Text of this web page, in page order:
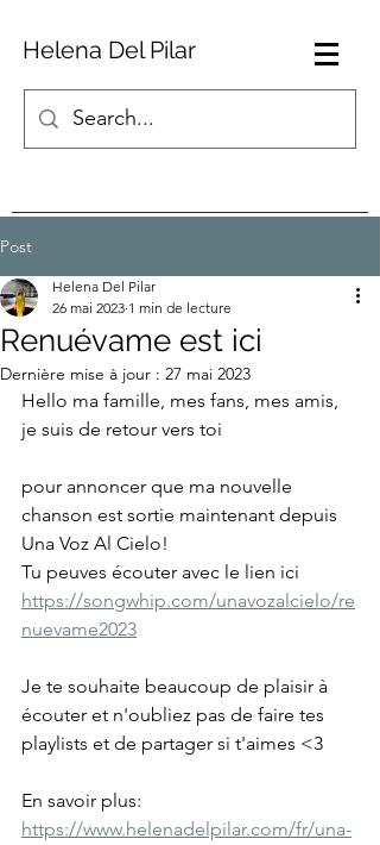
Helena Del Pilar
Post
Renuévame est ici
Helena Del Pilar
26 mai 2023 1 min de lecture
Dernière mise à jour : 27 mai 2023
Hello ma famille, mes fans, mes amis,
je suis de retour vers toi
pour annoncer que ma nouvelle
chanson est sortie maintenant depuis
Una Voz Al Cielo!
Tu peuves écouter avec le lien ici
https://songwhip.com/unavozalcielo/re
nuevame2023
Je te souhaite beaucoup de plaisir à
écouter et n'oubliez pas de faire tes
playlists et de partager si t'aimes <3
En savoir plus:
https://www.helenadelpilar.com/fr/una-